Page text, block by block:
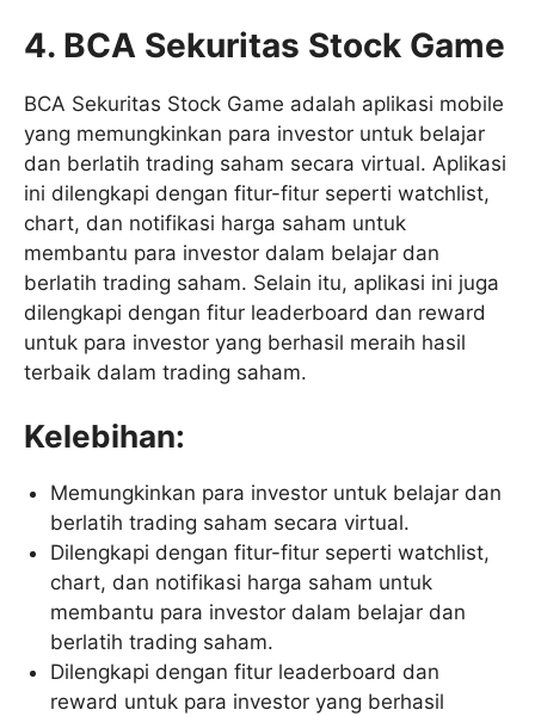
4. BCA Sekuritas Stock Game
BCA Sekuritas Stock Game adalah aplikasi mobile
yang memungkinkan para investor untuk belajar
dan berlatih trading saham secara virtual. Aplikasi
ini dilengkapi dengan fitur-fitur seperti watchlist,
chart, dan notifikasi harga saham untuk
membantu para investor dalam belajar dan
berlatih trading saham. Selain itu, aplikasi ini juga
dilengkapi dengan fitur leaderboard dan reward
untuk para investor yang berhasil meraih hasil
terbaik dalam trading saham.
Kelebihan:
Memungkinkan para investor untuk belajar dan
berlatih trading saham secara virtual.
Dilengkapi dengan fitur-fitur seperti watchlist,
chart, dan notifikasi harga saham untuk
membantu para investor dalam belajar dan
berlatih trading saham.
Dilengkapi dengan fitur leaderboard dan
reward untuk para investor yang berhasil